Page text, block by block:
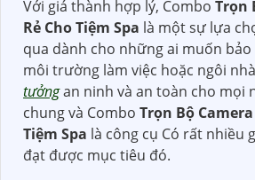
Với giá thành hợp lý, Combo Trọn
Rẻ Cho Tiệm Spa là một sự lựa
qua dành cho những ai muốn bảo
môi trường làm việc hoặc ngôi
tưởngan ninh và an toàn cho mọi
chung và Combo Trọn Bộ
Tiệm Spa là công cụ Có rất nhiều
đạt được mục tiêu đó.